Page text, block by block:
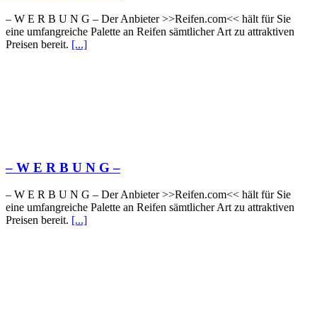
– W Ε R Β U Ν G – Der Anbieter >>Reifen.com<< hält für Sie
eine umfangreiche Palette an Reifen sämtlicher Art zu attraktiven
Preisen bereit. [...]
– W Ε R Β U Ν G –
– W Ε R Β U Ν G – Der Anbieter >>Reifen.com<< hält für Sie
eine umfangreiche Palette an Reifen sämtlicher Art zu attraktiven
Preisen bereit. [...]